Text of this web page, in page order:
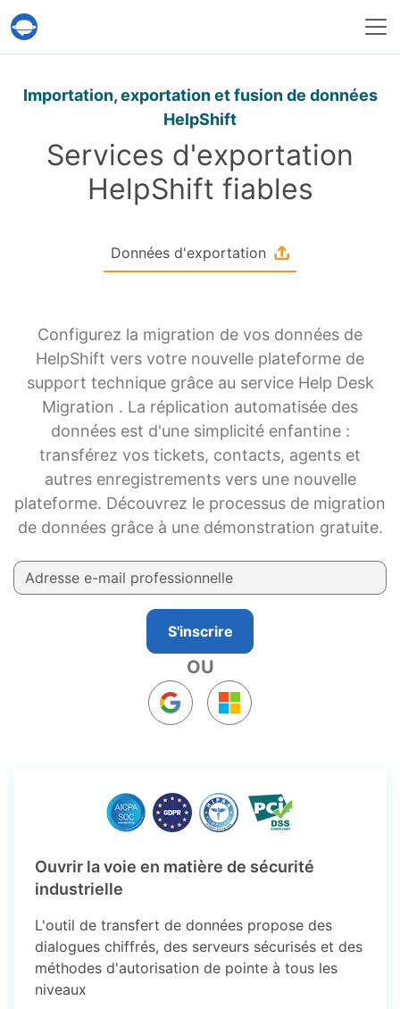
Service Help Desk Migration
Importation, exportation et fusion de données
HelpShift
Services d'exportation
HelpShift fiables
Configurez la migration de vos données de
HelpShift vers votre nouvelle plateforme de
support technique grâce au service Help Desk
Migration . La réplication automatisée des
données est d'une simplicité enfantine :
transférez vos tickets, contacts, agents et
autres enregistrements vers une nouvelle
plateforme. Découvrez le processus de migration
de données grâce à une démonstration gratuite.
Données d'exportation
S'inscrire
OU
Ouvrir la voie en matière de sécurité
industrielle
L'outil de transfert de données propose des
dialogues chiffrés, des serveurs sécurisés et des
méthodes d'autorisation de pointe à tous les
niveaux